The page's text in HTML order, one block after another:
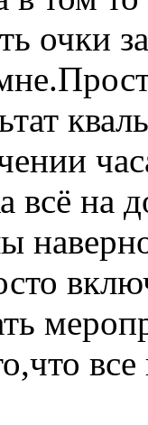
очки
всё на